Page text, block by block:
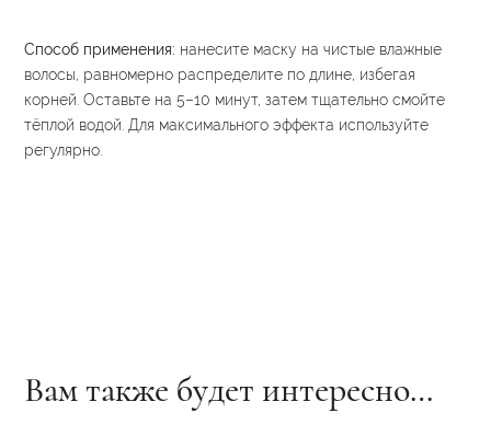
Способ применения: нанесите маску на чистые влажные
волосы, равномерно распределите по длине, избегая
корней. Оставьте на 5–10 минут, затем тщательно смойте
тёплой водой. Для максимального эффекта используйте
регулярно.
Вам также будет интересно…